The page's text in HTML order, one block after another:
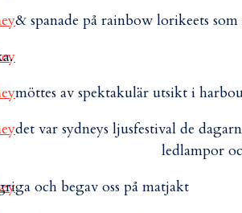
& spanade på rainbow lorikeets
möttes av spektakulär utsikt i
det var sydneys ljusfestival de
ledlampor
och begav oss på matjakt